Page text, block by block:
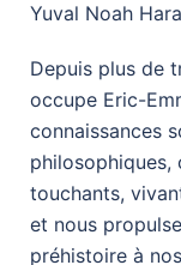
Yuval Noah
Depuis plus de
occupe Eric-
connaissances
philosophiques,
touchants,
et nous
préhistoire à